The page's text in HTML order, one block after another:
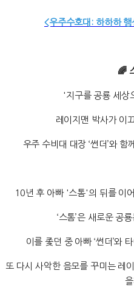
<우주수호대: 하하하 행
🌈
'지구를 공룡 세상
레이지맨 박사가 이
우주 수비대 대장 ‘썬더’와
10년 후 아빠 '스톰'의 뒤를 이
‘스톰’은 새로운 공
이를 좇던 중 아빠 ‘썬더’와
또 다시 사악한 음모를 꾸미는 레